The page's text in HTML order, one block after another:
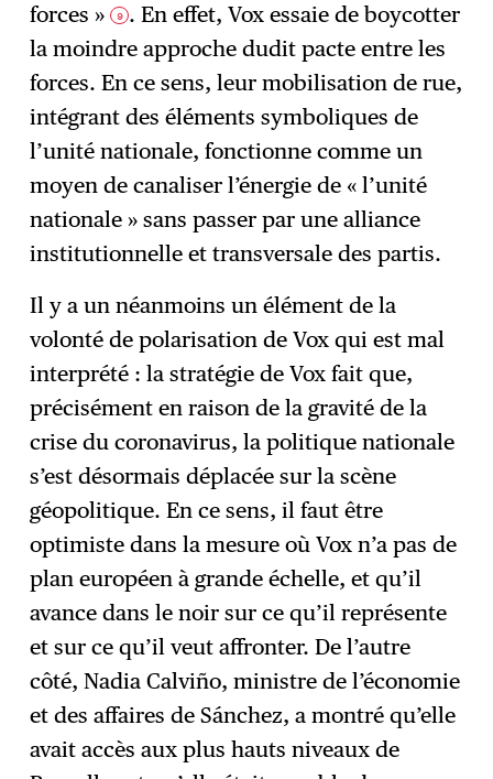
forces » 9 . En effet, Vox essaie de boycotter
la moindre approche dudit pacte entre les
forces. En ce sens, leur mobilisation de rue,
intégrant des éléments symboliques de
l’unité nationale, fonctionne comme un
moyen de canaliser l’énergie de « l’unité
nationale » sans passer par une alliance
institutionnelle et transversale des partis.
Il y a un néanmoins un élément de la
volonté de polarisation de Vox qui est mal
interprété : la stratégie de Vox fait que,
précisément en raison de la gravité de la
crise du coronavirus, la politique nationale
s’est désormais déplacée sur la scène
géopolitique. En ce sens, il faut être
optimiste dans la mesure où Vox n’a pas de
plan européen à grande échelle, et qu’il
avance dans le noir sur ce qu’il représente
et sur ce qu’il veut affronter. De l’autre
côté, Nadia Calviño, ministre de l’économie
et des affaires de Sánchez, a montré qu’elle
avait accès aux plus hauts niveaux de